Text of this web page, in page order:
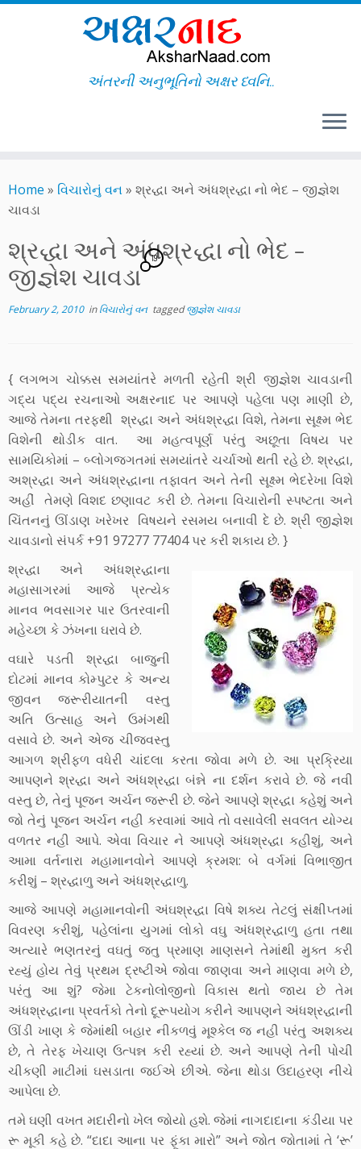
to
content
અંતરની અનુભૂતિનો અક્ષર ધ્વનિ..
Home » વિચારોનું વન» શ્રદ્ધા અને અંધશ્રદ્ધા નો ભેદ – જીજ્ઞેશ
ચાવડા
શ્રદ્ધા અને અંધશ્રદ્ધા નો ભેદ –
જીજ્ઞેશ ચાવડા
19
February 2, 2010inવિચારોનું વન taggedજીજ્ઞેશ ચાવડા
{ લગભગ ચોક્કસ સમયાંતરે મળતી રહેતી શ્રી જીજ્ઞેશ ચાવડાની
ગદ્ય પદ્ય રચનાઓ અક્ષરનાદ પર આપણે પહેલા પણ માણી છે,
આજે તેમના તરફથી શ્રદ્ધા અને અંધશ્રદ્ધા વિશે, તેમના સૂક્ષ્મ ભેદ
વિશેની થોડીક વાત. આ મહત્વપૂર્ણ પરંતુ અછૂતા વિષય પર
સામયિકોમાં – બ્લોગજગતમાં સમયાંતરે ચર્ચાઓ થતી રહે છે. શ્રદ્ધા,
અશ્રદ્ધા અને અંધશ્રદ્ધાના તફાવત અને તેની સૂક્ષ્મ ભેદરેખા વિશે
અહીં તેમણે વિશદ છણાવટ કરી છે. તેમના વિચારોની સ્પષ્ટતા અને
ચિંતનનું ઊંડાણ ખરેખર વિષયને રસમય બનાવી દે છે. શ્રી જીજ્ઞેશ
ચાવડાનો સંપર્ક +91 97277 77404 પર કરી શકાય છે. }
શ્રદ્ધા અને અંધશ્રદ્ધાના
મહાસાગરમાં આજે પ્રત્યેક
માનવ ભવસાગર પાર ઉતરવાની
મહેચ્છા કે ઝંખના ઘરાવે છે.
વઘારે પડતી શ્રદ્ધા બાજુની
દોટમાં માનવ કોમ્પુટર કે અન્ય
જીવન જરૂરીયાતની વસ્તુ
અતિ ઉત્સાહ અને ઉમંગથી
વસાવે છે. અને એજ ચીજવસ્તુ
આગળ શ્રીફળ વધેરી ચાંદલા કરતા જોવા મળે છે. આ પ્રક્રિયા
આપણને શ્રદ્ધા અને અંધશ્રદ્ધા બંન્ને ના દર્શન કરાવે છે. જે નવી
વસ્તુ છે, તેનું પૂજન અર્ચન જરૂરી છે. જેને આપણે શ્રદ્ધા કહેશું અને
જો તેનું પૂજન અર્ચન નહી કરવામાં આવે તો વસાવેલી સવલત યોગ્ય
વળતર નહી આપે. એવા વિચાર ને આપણે અંધશ્રદ્ધા કહીશું, અને
આમા વર્તનારા મહામાનવોને આપણે ક્રમશ: બે વર્ગમાં વિભાજીત
કરીશું – શ્રદ્ધાળુ અને અંધશ્રદ્ધાળુ.
આજે આપણે મહામાનવોની અંઘશ્રદ્ધા વિષે શક્ય તેટલું સંક્ષીપ્તમાં
વિવરણ કરીશું, પહેલાંના યુગમાં લોકો વઘુ અંધશ્રદ્ધાળુ હતા તથા
અત્યારે ભણતરનું વઘતું જતુ પ્રમાણ માણસને તેમાંથી મુક્ત કરી
રહ્યું હોય તેવું પ્રથમ દ્રષ્ટીએ જોવા જાણવા અને માણવા મળે છે,
પરંતુ આ શું? જેમા ટેકનોલોજીનો વિકાસ થતો જાય છે તેમ
અંધશ્રદ્ધાના પ્રવર્તકો તેનો દૂરૂપયોગ કરીને આપણને અંધશ્રદ્ધાની
ઊંડી ખાણ કે જેમાંથી બહાર નીકળવું મૂશ્કેલ જ નહી પરંતુ અશક્ય
છે, તે તેરફ ખેચાણ ઉત્પન્ન કરી રહ્યાં છે. અને આપણે તેની પોચી
ચીકણી માટીમાં ઘસડાતા જઈએ છીએ. જેના થોડા ઉદાહરણ નીચે
આપેલા છે.
તમે ઘણી વખત મદારીનો ખેલ જોયો હશે. જેમાં નાગદાદાના કંડીયા પર
રૂ મૂકી કહે છે. “દાદા આના પર ફૂંકા મારો” અને જોત જોતામાં તે ‘રૂ’